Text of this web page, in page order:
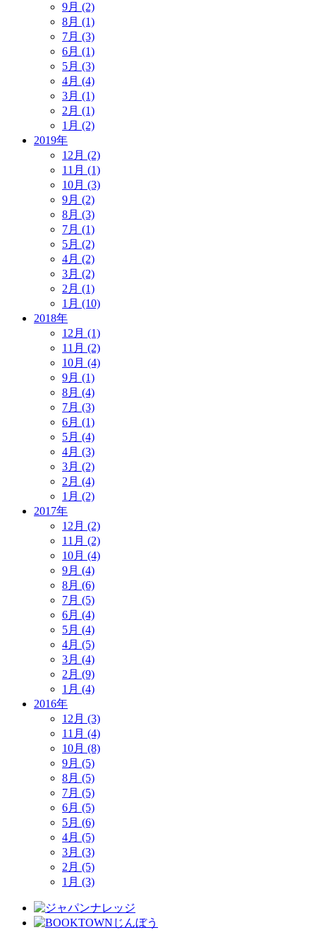
9月 (2)
8月 (1)
7月 (3)
6月 (1)
5月 (3)
4月 (4)
3月 (1)
2月 (1)
1月 (2)
2019年
12月 (2)
11月 (1)
10月 (3)
9月 (2)
8月 (3)
7月 (1)
5月 (2)
4月 (2)
3月 (2)
2月 (1)
1月 (10)
2018年
12月 (1)
11月 (2)
10月 (4)
9月 (1)
8月 (4)
7月 (3)
6月 (1)
5月 (4)
4月 (3)
3月 (2)
2月 (4)
1月 (2)
2017年
12月 (2)
11月 (2)
10月 (4)
9月 (4)
8月 (6)
7月 (5)
6月 (4)
5月 (4)
4月 (5)
3月 (4)
2月 (9)
1月 (4)
2016年
12月 (3)
11月 (4)
10月 (8)
9月 (5)
8月 (5)
7月 (5)
6月 (5)
5月 (6)
4月 (5)
3月 (3)
2月 (5)
1月 (3)